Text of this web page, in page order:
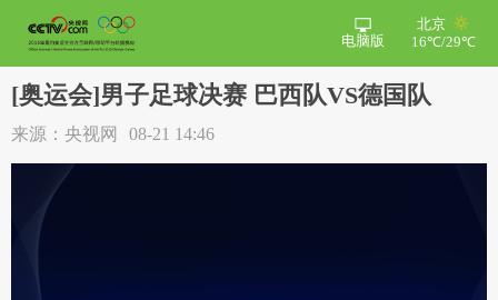
北京
16℃/29℃
电脑版
[奥运会]男子足球决赛 巴西队VS德国队
来源：央视网 08-21 14:46